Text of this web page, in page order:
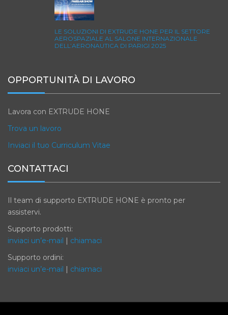
LE SOLUZIONI DI EXTRUDE HONE PER IL SETTORE
AEROSPAZIALE AL SALONE INTERNAZIONALE
DELL’AERONAUTICA DI PARIGI 2025
OPPORTUNITÀ DI LAVORO
Lavora con EXTRUDE HONE
Trova un lavoro
Inviaci il tuo Curriculum Vitae
CONTATTACI
Il team di supporto EXTRUDE HONE è pronto per
assistervi.
Supporto prodotti:
inviaci un’e-mail | chiamaci
Supporto ordini:
inviaci un’e-mail | chiamaci